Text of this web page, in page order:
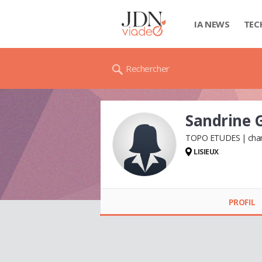
IA NEWS
Rechercher
Sandrine
TOPO ETUDES
LISIEUX
PROFIL